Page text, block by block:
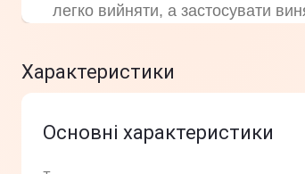
легко вийняти, а застосувати
Характеристики
Основні характеристики